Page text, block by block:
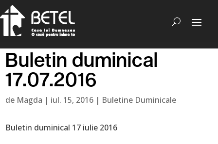
Buletin duminical
17.07.2016
de Magda | iul. 15, 2016 | Buletine Duminicale
Buletin duminical 17 iulie 2016